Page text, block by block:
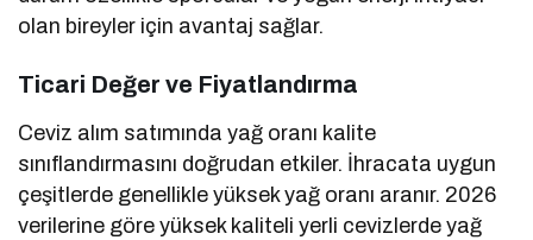
olan bireyler için avantaj sağlar.
Ticari Değer ve Fiyatlandırma
Ceviz alım satımında yağ oranı kalite
sınıflandırmasını doğrudan etkiler. İhracata uygun
çeşitlerde genellikle yüksek yağ oranı aranır. 2026
verilerine göre yüksek kaliteli yerli cevizlerde yağ